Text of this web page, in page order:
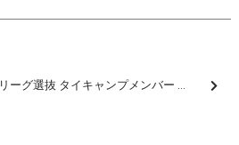
U-13 2012Jリーグ選抜 タイキャンプメンバー 柳澤慶吾選手選出のお知らせ